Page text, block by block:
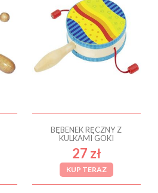
BĘBENEK RĘCZNY Z
KULKAMI GOKI
27 zł
KUP TERAZ